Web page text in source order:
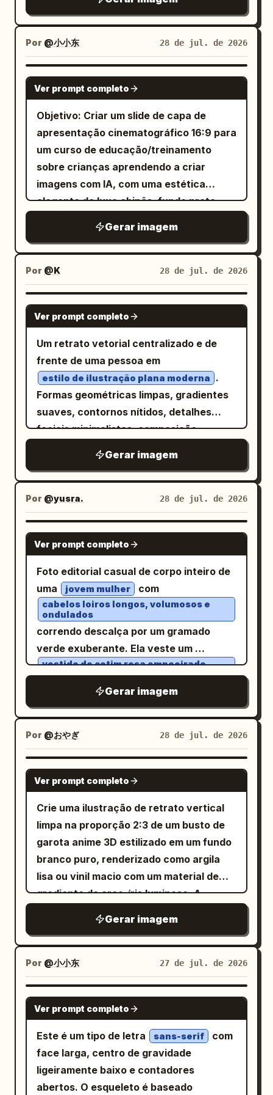
Sokak Fotoğrafçılığı
. Abaixo disso, adicione um pequeno
parágrafo em tom suave:
yağmur ve altın saat ışığıyla yeniden
çağdaş bir sergi deneyimiyle
karşınızda.
Chamada para ação: Abaixo do
parágrafo, coloque um botão âmbar
arredondado com texto em maiúsculas
espaçadas
SERGIYI GEZ
e um pequeno
ícone de seta para baixo dentro do
botão. No centro inferior, adicione um
pequeno indicador de rolagem com seta
luxo 2026, página de destino de museu
de arte moderna, minimalista,
cinematográfico, editorial, imersivo,
tipografia serifada refinada,
navegação, cor de destaque âmbar
quente, névoa suave, desfoque de
movimento realista, sem cromo de
navegador visível, sem painéis ou
cartões extras.
direito: um estojo de carregamento
arredondado branco brilhante voltado
para a frente com a tampa aberta,
exatamente 2 fones de ouvido
arredondados visíveis como pequenas
cúpulas dentro, um pequeno ponto
indicador branco na parte frontal e uma
pequena porta de carregamento preta
próxima à borda inferior. Rótulo:
gemini-3.1-flash-image-preview
(Nanobanana 2)
Estilo visual: Fotografia de produto de e-
commerce premium minimalista,
iluminação high-key, plástico branco
suaves, bordas nítidas, renderização de
produto realista, composição de painel
de comparação limpa. Estilo de texto: Os
rótulos são nomes de modelos técnicos
em letras minúsculas em negrito preto
sem serifa, centralizados
horizontalmente em cada painel, sem
texto extra. Restrições: Mostre
exatamente 4 fotos de produtos e
exatamente 4 rótulos. Não adicione
logotipos, marcas d'água, pessoas,
decorativos, fundos coloridos ou
legendas adicionais.
textura realistas, estilizado exatamente
como na referência — espesso,
volumoso, levemente bagunçado e
penteado para cima. Deixe a barba
cheia, aparada e preta natural. Vista a
pessoa com uma camiseta básica preta
de gola careca. Substitua o fundo por
uma cor sólida
verde vibrante (#2E7D32)
degradês suaves, bordas nítidas,
sombras mínimas e uma estética vetorial
profissional estilo Adobe
Illustrator/Dribbble. Centralize o retrato,
de frente, composição simétrica,
ombros visíveis, alto detalhamento,
linhas limpas, alta resolução (4K), sem
texto, logotipos, marcas d'água ou
objetos extras.
Por @小小东 28 de jul. de 2026
GPT IMAGE 2
Ver prompt completo
Objetivo: Criar um slide de capa de
apresentação cinematográfico 16:9 para
um curso de educação/treinamento
sobre crianças aprendendo a criar
imagens com IA, com uma estética
elegante de luxo chinês, fundo preto
quente e detalhes dramáticos em
vermelho. Tela: Slide de título estilo
PowerPoint em formato wide, proporção
16:9, alta resolução. A composição é
dividida visualmente: a metade esquerda
é composta principalmente por espaço
negativo escuro para tipografia, a
metade direita é uma cena de portal de
arte futurista brilhante. Layout: No
centro-esquerda, coloque um título
grande em chinês de duas linhas em
caligrafia serifada refinada:
小孩AI绘图\n培训版 . Abaixo dele,
adicione um subtítulo menor em fonte
chinesa branca fina:
Abaixo disso, adicione uma linha
divisória horizontal fina com um pequeno
segmento de destaque vermelho-
por uma pequena linha de descrição do
curso: 儿童AI创意绘画课程介绍 . No canto
superior esquerdo, adicione um pequeno
lema vertical de quatro linhas em
dourado pálido com uma pequena marca
de selo vermelho abaixo dele:
lado direito: Mostre exatamente 1
silhueta de criança pequena em pé perto
do centro inferior direito, de frente para
uma porta vertical de luz dourada e
branca, estendendo uma mão para cima
como se tocasse o futuro. A porta deve
brilhante e um reflexo horizontal
radiante ao longo da borda inferior.
Atrás e ao redor do portal, inclua painéis
translúcidos vermelhos e âmbar,
linhas de grade tênues, um grande
planeta/lua circular vermelho suave
atrás do portal e um campo de fundo
direita. Elementos visuais flutuantes:
Inclua exatamente 3 miniaturas de obras
de arte emolduradas perto do lado
direito do portal: 1 imagem de
nuvem/paisagem avermelhada escura
perto do meio superior, 1 imagem de
montanha com lavagem de tinta clara à
sua direita/inferior direita e 1 imagem de
Gerar imagem
Por @K 28 de jul. de 2026
GPT IMAGE 2
Ver prompt completo
Um retrato vetorial centralizado e de
frente de uma pessoa em
estilo de ilustração plana moderna
.
Formas geométricas limpas, gradientes
suaves, contornos nítidos, detalhes
faciais minimalistas, composição
expressivos, sombreamento sutil e um
fundo de cor sólida simples. O sujeito
ocupa a maior parte do quadro, da altura
do peito para cima. Estética de avatar
digital contemporânea, estilo Adobe
Illustrator, alto contraste, foto de perfil
profissional, bordas nítidas, cores
vibrantes, sem textura, sem
fotorrealismo, sem objetos de fundo,
proporção 1:1, alta resolução. Para
variações como nos exemplos: Avatar 1:
Jovem com cabelo castanho espesso
penteado para trás, barba cheia, óculos
pretos redondos, camisa preta gola
com corte de cabelo chanel curto preto,
óculos redondos dourados, gola alta
preta e blazer, fundo azul. Avatar 3:
Jovem com cabelo escuro cacheado,
barba e bigode curtos, óculos pretos
redondos, camisa preta, fundo roxo.
Avatar 4: Jovem com cabelo castanho
ondulado na altura dos ombros, chapéu
bucket floral, blusa branca, colar
delicado, fundo cinza.
Gerar imagem
Por @yusra. 28 de jul. de 2026
GPT IMAGE 2
Ver prompt completo
Foto editorial casual de corpo inteiro de
uma
jovem mulher com
cabelos loiros longos, volumosos e
ondulados
correndo descalça por um gramado
verde exuberante. Ela veste um
vestido de cetim rosa empoeirado,
fluido e sem costas
que acompanha o movimento do vento.
Ela vira o tronco para olhar por cima do
expressão suave e alegre. O fundo
apresenta uma linha densa de árvores
verde-escuras sob uma luz natural
suave e nublada. Textura de filme
cinematográfico 35mm, profundidade de
campo rasa, fotografia de moda casual
ao ar livre, --ar 9:16
Gerar imagem
Por @おやぎ 28 de jul. de 2026
GPT IMAGE 2
Ver prompt completo
Crie uma ilustração de retrato vertical
limpa na proporção 2:3 de um busto de
garota anime 3D estilizado em um fundo
branco puro, renderizado como argila
lisa ou vinil macio com um material de
gradiente de arco-íris luminoso. A
peito para cima em uma pose de três
quartos voltada para a esquerda, com a
cabeça levemente virada para o
espectador e uma expressão calma,
distante e inexpressiva. Ela tem um
rosto de boneca com traços
simplificados, olhos amendoados vazios
sem pupilas, um nariz pequeno e lábios
pequenos fechados. Seu cabelo é
composto por exatamente 6 grandes
Gerar imagem
Por @小小东 27 de jul. de 2026
GPT IMAGE 2
Ver prompt completo
Este é um tipo de letra sans-serif
com
face larga, centro de gravidade
ligeiramente baixo e contadores
abertos. O esqueleto é baseado